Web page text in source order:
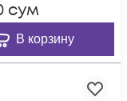
сум
В корзину